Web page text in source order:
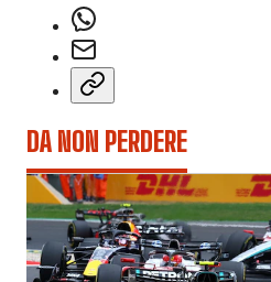
DA NON PERDERE